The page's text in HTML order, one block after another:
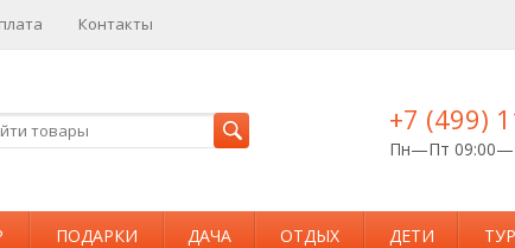
Контакты
+7 (499)
Пн—Пт
ПОДАРКИ ДАЧА ОТДЫХ ДЕТИ